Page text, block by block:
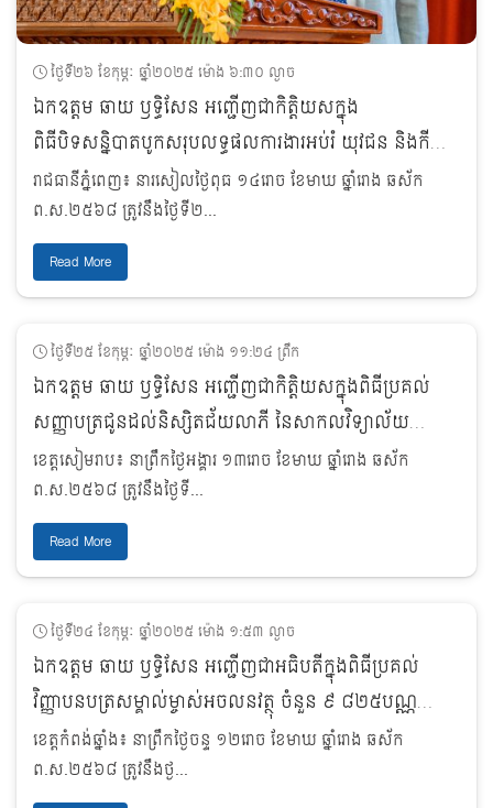
ថ្ងៃទី២៦ ខែកុម្ភៈ ឆ្នាំ២០២៥ ម៉ោង ៦:៣០ ល្ងាច
ឯកឧត្តម ឆាយ ឫទ្ធិសែន អញ្ជើញជាកិត្តិយសក្នុង
ពិធីបិទសន្និបាតបូកសរុបលទ្ធផលការងារអប់រំ យុវជន និងកីឡា
ឆ្នាំសិក្សា២០២៣-២០២៤ និងទិសដៅឆ្នាំ
សិក្សា២០២៤-២០២៥
រាជធានីភ្នំពេញ៖ នារសៀលថ្ងៃពុធ ១៤រោច ខែមាឃ ឆ្នាំរោង ឆស័ក
ព.ស.២៥៦៨ ត្រូវនឹងថ្ងៃទី២...
Read More
ថ្ងៃទី២៥ ខែកុម្ភៈ ឆ្នាំ២០២៥ ម៉ោង ១១:២៤ ព្រឹក
ឯកឧត្តម ឆាយ ឫទ្ធិសែន អញ្ជើញជាកិត្តិយសក្នុងពិធីប្រគល់
សញ្ញាបត្រជូនដល់និស្សិតជ័យលាភី នៃសាកលវិទ្យាល័យ
Southwest Asia
ខេត្តសៀមរាប៖ នាព្រឹកថ្ងៃអង្គារ ១៣រោច ខែមាឃ ឆ្នាំរោង ឆស័ក
ព.ស.២៥៦៨ ត្រូវនឹងថ្ងៃទី...
Read More
ថ្ងៃទី២៤ ខែកុម្ភៈ ឆ្នាំ២០២៥ ម៉ោង ១:៥៣ ល្ងាច
ឯកឧត្តម ឆាយ ឫទ្ធិសែន អញ្ជើញជាអធិបតីក្នុងពិធីប្រគល់
វិញ្ញាបនបត្រសម្គាល់ម្ចាស់អចលនវត្ថុ ចំនួន ៩ ៨២៥បណ្ណ
នៅឃុំសេដ្ឋី ស្រុកសាមគ្គីមានជ័យ ខេត្តកំពង់ឆ្នាំង
ខេត្តកំពង់ឆ្នាំង៖ នាព្រឹកថ្ងៃចន្ទ ១២រោច ខែមាឃ ឆ្នាំរោង ឆស័ក
ព.ស.២៥៦៨ ត្រូវនឹងថ្ង...